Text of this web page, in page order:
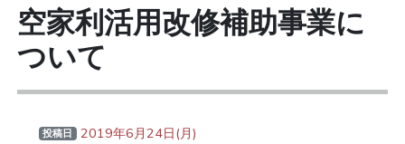
空家利活用改修補助事業に
ついて
投稿日 2019年6月24日(月)